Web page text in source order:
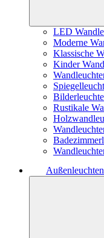
LED
Moderne
Klassische
Kinder
Rustikale
Außenleuchten